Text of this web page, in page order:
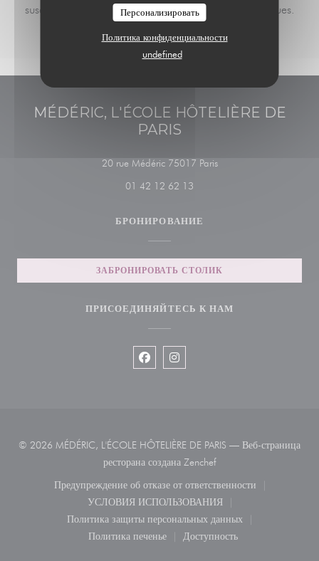
Персонализировать
Политика конфиденциальности
undefined
susceptibles d'intervenir pour des raisons pédagogiques.
MÉDÉRIC, L'ÉCOLE HÔTELIÈRE DE
PARIS
20 rue Médéric 75017 Paris((открывается в новом
01 42 12 62 13
БРОНИРОВАНИЕ
ЗАБРОНИРОВАТЬ СТОЛИК
ПРИСОЕДИНЯЙТЕСЬ К НАМ
Facebook ((открывается в новом
Instagram ((открывается в
© 2026 MÉDÉRIC, L'ÉCOLE HÔTELIÈRE DE PARIS — Веб-страница
ресторана создана Zenchef((открывается в новом
Предупреждение об отказе от ответственности
УСЛОВИЯ ИСПОЛЬЗОВАНИЯ
Политика защиты персональных данных
((открывается в новом окне))
Политика печенье
((открывается в новом окне))
Доступность